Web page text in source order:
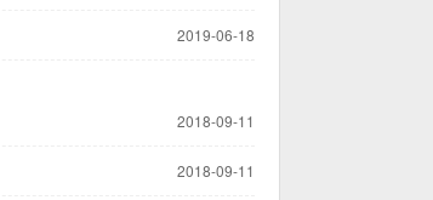
2019-06-18
2018-09-11
2018-09-11